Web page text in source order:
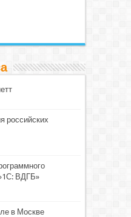
российских
ВДГБ»
в Москве